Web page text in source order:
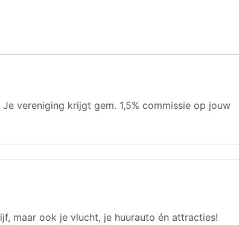
vereniging krijgt gem. 1,5% commissie op jouw
maar ook je vlucht, je huurauto én attracties!